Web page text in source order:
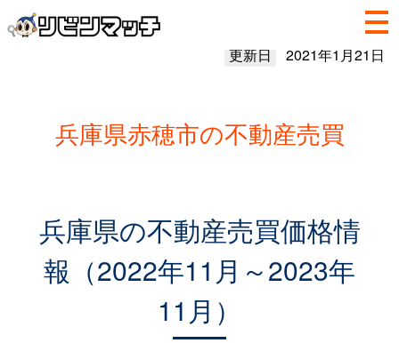
更新日 2021年1月21日
兵庫県赤穂市の不動産売買
兵庫県の不動産売買価格情
報（2022年11月～2023年
11月）